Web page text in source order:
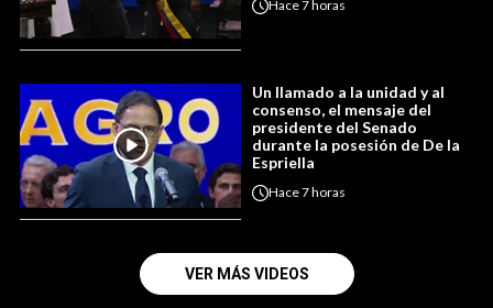
Hace7 horas
Un llamado a la unidad y al
consenso, el mensaje del
presidente del Senado
durante la posesión de De la
Espriella
Hace7 horas
VER MÁS VIDEOS